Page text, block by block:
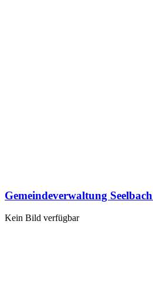
Gemeindeverwaltung
Kein Bild verfügbar